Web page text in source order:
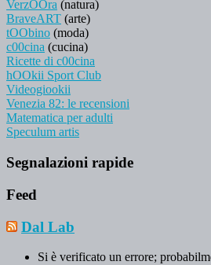
VerzOOra (natura)
BraveART (arte)
tOObino (moda)
c00cina (cucina)
Ricette di c00cina
hOOkii Sport Club
Videogiookii
Venezia 82: le recensioni
Matematica per adulti
Speculum artis
Segnalazioni rapide
Feed
Dal Lab
Si è verificato un errore;